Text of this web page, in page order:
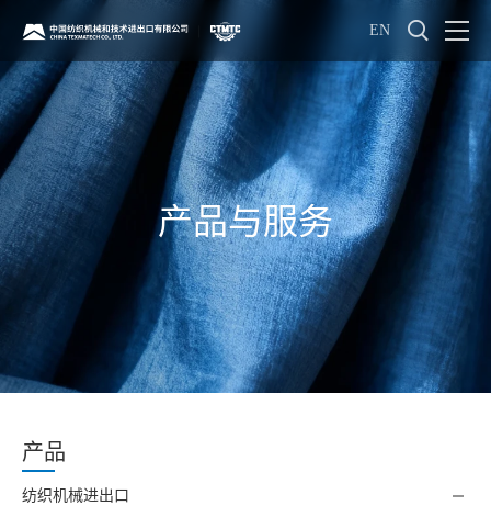
EN
产品与服务
产品
纺织机械进出口